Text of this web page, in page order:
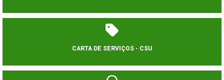
CARTA DE SERVIÇOS - CSU